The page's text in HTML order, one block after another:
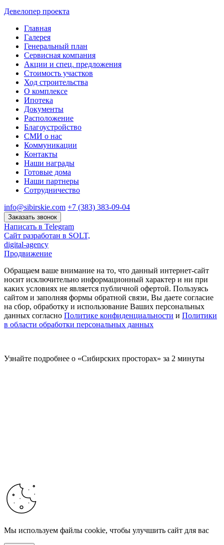
Девелопер проекта
Главная
Галерея
Генеральный план
Сервисная компания
Акции и спец. предложения
Стоимость участков
Ход строительства
О комплексе
Ипотека
Документы
Расположение
Благоустройство
СМИ о нас
Коммуникации
Контакты
Наши награды
Готовые дома
Наши партнеры
Сотрудничество
info@sibirskie.com +7 (383) 383-09-04
Заказать звонок
Написать в Telegram
Сайт разработан в SOLT,
digital-agency
Продвижение
Обращаем ваше внимание на то, что данный интернет-сайт
носит исключительно информационный характер и ни при
каких условиях не является публичной офертой. Пользуясь
сайтом и заполняя формы обратной связи, Вы даете согласие
на сбор, обработку и использование Ваших персональных
данных согласно Политике конфиденциальности и Политики
в области обработки персональных данных
Узнайте подробнее о «Сибирских просторах» за 2 минуты
Мы используем файлы cookie, чтобы улучшить сайт для вас